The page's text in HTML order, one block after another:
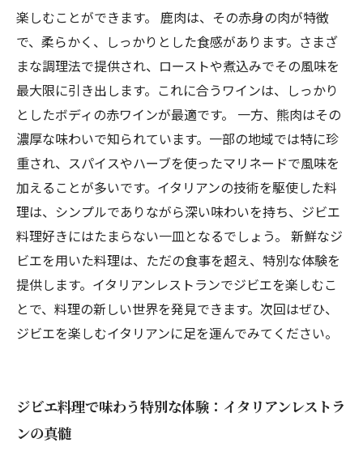
楽しむことができます。 鹿肉は、その赤身の肉が特徴
で、柔らかく、しっかりとした食感があります。さまざ
まな調理法で提供され、ローストや煮込みでその風味を
最大限に引き出します。これに合うワインは、しっかり
としたボディの赤ワインが最適です。 一方、熊肉はその
濃厚な味わいで知られています。一部の地域では特に珍
重され、スパイスやハーブを使ったマリネードで風味を
加えることが多いです。イタリアンの技術を駆使した料
理は、シンプルでありながら深い味わいを持ち、ジビエ
料理好きにはたまらない一皿となるでしょう。 新鮮なジ
ビエを用いた料理は、ただの食事を超え、特別な体験を
提供します。イタリアンレストランでジビエを楽しむこ
とで、料理の新しい世界を発見できます。次回はぜひ、
ジビエを楽しむイタリアンに足を運んでみてください。
ジビエ料理で味わう特別な体験：イタリアンレストラ
ンの真髄